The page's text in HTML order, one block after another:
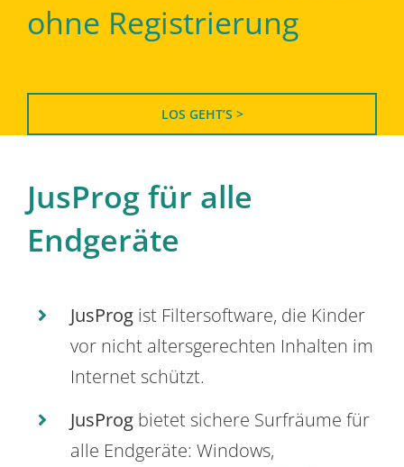
ohne Registrierung
LOS GEHT’S >
JusProg für alle
Endgeräte
JusProg ist Filtersoftware, die Kinder
vor nicht altersgerechten Inhalten im
Internet schützt.
JusProg bietet sichere Surfräume für
alle Endgeräte: Windows,